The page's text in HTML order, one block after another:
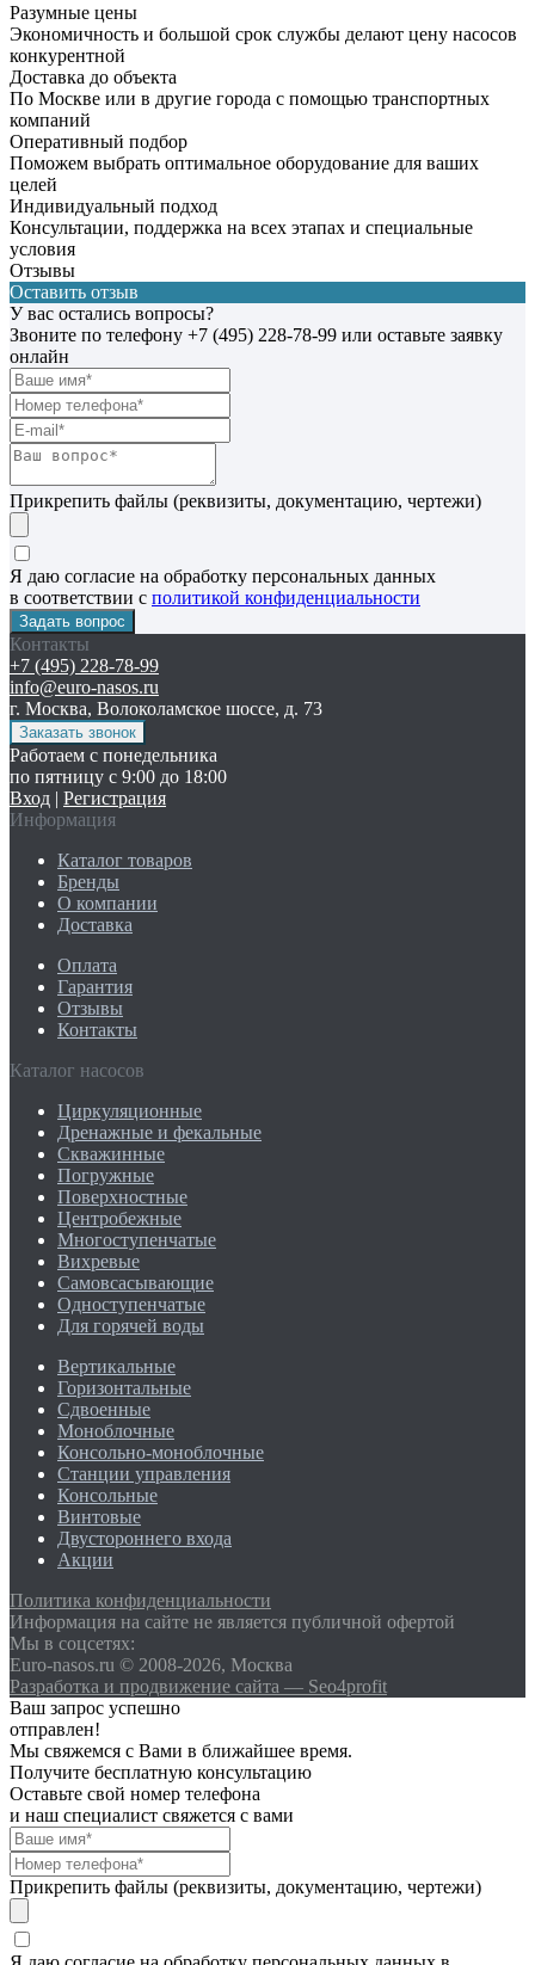
Разумные цены
Экономичность и большой срок службы делают цену насосов
конкурентной
Доставка до объекта
По Москве или в другие города с помощью транспортных
компаний
Оперативный подбор
Поможем выбрать оптимальное оборудование для ваших
целей
Индивидуальный подход
Консультации, поддержка на всех этапах и специальные
условия
Отзывы
Оставить отзыв
У вас остались вопросы?
Звоните по телефону +7 (495) 228-78-99 или оставьте заявку
онлайн
Прикрепить файлы (реквизиты, документацию, чертежи)
Я даю согласие на обработку персональных данных
в соответствии с политикой конфиденциальности
Контакты
+7 (495) 228-78-99
info@euro-nasos.ru
г. Москва, Волоколамское шоссе, д. 73
Работаем с понедельника
по пятницу с 9:00 до 18:00
Вход | Регистрация
Информация
Каталог товаров
Бренды
О компании
Доставка
Оплата
Гарантия
Отзывы
Контакты
Каталог насосов
Циркуляционные
Дренажные и фекальные
Скважинные
Погружные
Поверхностные
Центробежные
Многоступенчатые
Вихревые
Самовсасывающие
Одноступенчатые
Для горячей воды
Вертикальные
Горизонтальные
Сдвоенные
Моноблочные
Консольно-моноблочные
Станции управления
Консольные
Винтовые
Двустороннего входа
Акции
Политика конфиденциальности
Информация на сайте не является публичной офертой
Мы в соцсетях:
Euro-nasos.ru © 2008-2026, Москва
Разработка и продвижение сайта — Seo4profit
Ваш запрос успешно
отправлен!
Мы свяжемся с Вами в ближайшее время.
Получите бесплатную консультацию
Оставьте свой номер телефона
и наш специалист свяжется с вами
Прикрепить файлы (реквизиты, документацию, чертежи)